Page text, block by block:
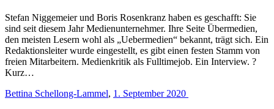
Stefan Niggemeier und Boris Rosenkranz haben es geschafft: Sie
sind seit diesem Jahr ­Medienunternehmer. Ihre Seite Übermedien,
den meisten Lesern wohl als „Uebermedien“ bekannt, trägt sich. Ein
Redaktionsleiter wurde eingestellt, es gibt einen festen Stamm von
freien Mitarbeitern. Medienkritik als Fulltimejob. Ein Interview. ?
Kurz…
Bettina Schellong-Lammel, 1. September 2020